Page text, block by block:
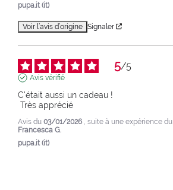
pupa.it (it)
Voir l’avis d’origine Signaler
5/5
Avis vérifié
C'était aussi un cadeau !
Très apprécié
Avis du 03/01/2026 , suite à une expérience du
Francesca G.
pupa.it (it)